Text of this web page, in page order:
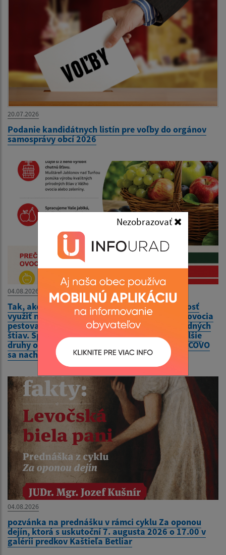
Nezobrazovať
20.07.2026
Podanie kandidátnych listín pre voľby do orgánov
samosprávy obcí 2026
04.08.2026
Tak, ako každý rok, aj tento ponúkame možnosť
využiť naše služby muštovania – spracovanie ovocia
pestovateľov a výrobu kvalitných 100% prírodných
štiav. Spracujeme jablká, hrušky, hrozno a ďalšie
druhy ovocia a zeleniny. Naša prevádzka OVOCOVO
sa nachádza
04.08.2026
pozvánka na prednášku v rámci cyklu Za oponou
dejín, ktorá s uskutoční 7. augusta 2026 o 17.00 v
galérii predkov Kaštieľa Betliar